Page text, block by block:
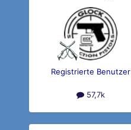
Registrierte Benutzer
57,7k